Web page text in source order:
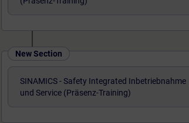
New Section
SINAMICS - Safety Integrated Inbetriebnahme
und Service (Präsenz-Training)